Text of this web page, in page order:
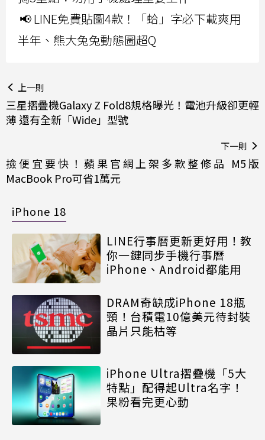
📢 LINE免費貼圖4款！「蛤」字必下載爽用
半年、熊大兔兔動態圖超Q
上一則
三星摺疊機Galaxy Z Fold8規格曝光！電池升級卻更輕
薄 還有全新「Wide」型號
下一則
撿便宜要快！蘋果官網上架多款整修品 M5版
MacBook Pro可省1萬元
iPhone 18
LINE行事曆更新更好用！教
你一鍵同步手機行事曆
iPhone、Android都能用
DRAM奇缺成iPhone 18瓶
頸！台積電10億美元待封裝
晶片只能枯等
iPhone Ultra摺疊機「5大
特點」配得起Ultra名字！
果粉看完更心動